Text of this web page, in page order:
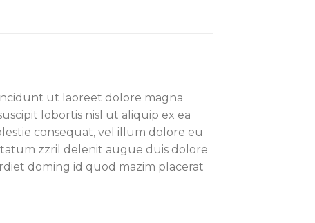
ut laoreet dolore magna
lobortis nisl ut aliquip ex ea
consequat, vel illum dolore eu
zzril delenit augue duis dolore
doming id quod mazim placerat